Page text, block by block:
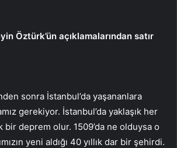
Öztürk’ün açıklamalarından satır
sonra İstanbul’da yaşananlara
gerekiyor. İstanbul’da yaklaşık her
bir deprem olur. 1509’da ne olduysa o
yeni aldığı 40 yıllık dar bir şehirdi.